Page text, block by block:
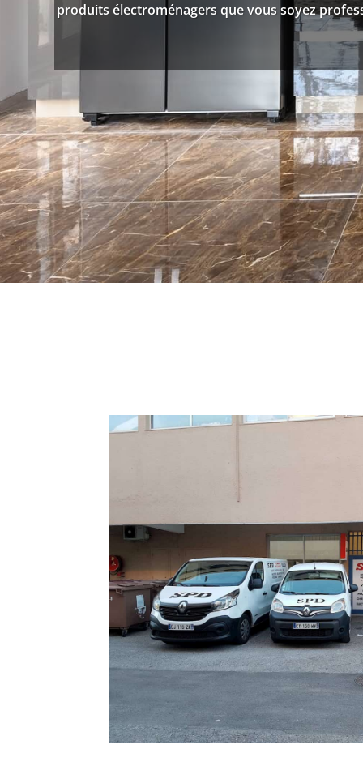
produits électroménagers que vous soyez